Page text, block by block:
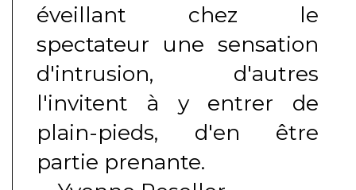
éveillant chez le
spectateur une sensation
d'intrusion, d'autres
l'invitent à y entrer de
plain-pieds, d'en être
partie prenante.